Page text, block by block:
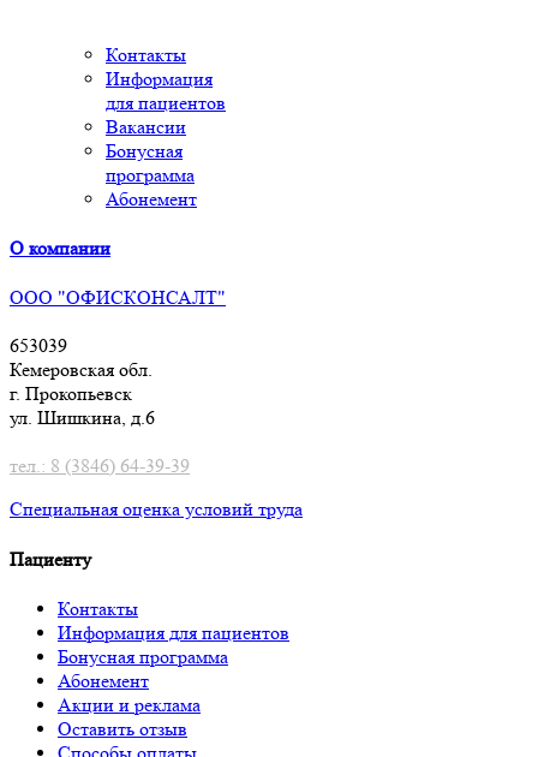
Контакты
Информация
для пациентов
Вакансии
Бонусная
программа
Абонемент
О компании
ООО "ОФИСКОНСАЛТ"
653039
Кемеровская обл.
г. Прокопьевск
ул. Шишкина, д.6
тел.: 8 (3846) 64-39-39
Специальная оценка условий труда
Пациенту
Контакты
Информация для пациентов
Бонусная программа
Абонемент
Акции и реклама
Оставить отзыв